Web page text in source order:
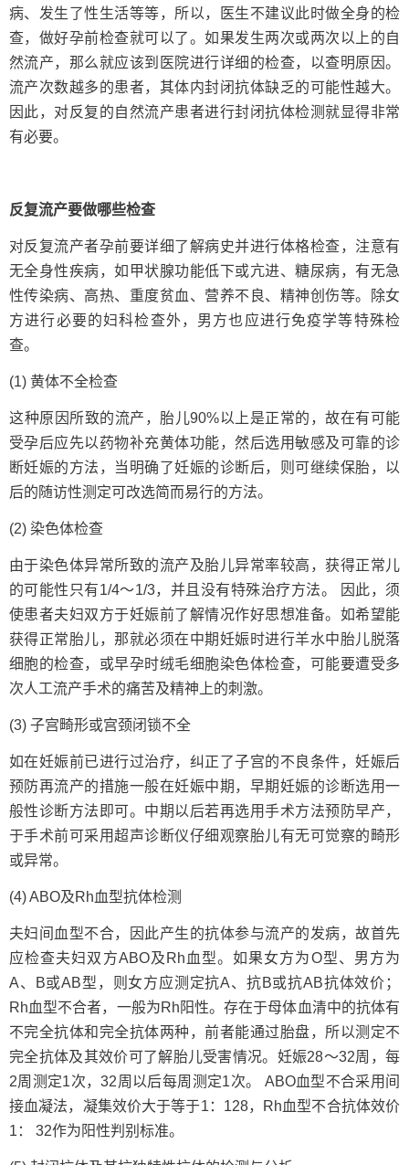
病、发生了性生活等等，所以，医生不建议此时做全身的检
查，做好孕前检查就可以了。如果发生两次或两次以上的自
然流产，那么就应该到医院进行详细的检查，以查明原因。
流产次数越多的患者，其体内封闭抗体缺乏的可能性越大。
因此，对反复的自然流产患者进行封闭抗体检测就显得非常
有必要。
反复流产要做哪些检查
对反复流产者孕前要详细了解病史并进行体格检查，注意有
无全身性疾病，如甲状腺功能低下或亢进、糖尿病，有无急
性传染病、高热、重度贫血、营养不良、精神创伤等。除女
方进行必要的妇科检查外，男方也应进行免疫学等特殊检
查。
(1) 黄体不全检查
这种原因所致的流产，胎儿90%以上是正常的，故在有可能
受孕后应先以药物补充黄体功能，然后选用敏感及可靠的诊
断妊娠的方法，当明确了妊娠的诊断后，则可继续保胎，以
后的随访性测定可改选简而易行的方法。
(2) 染色体检查
由于染色体异常所致的流产及胎儿异常率较高，获得正常儿
的可能性只有1/4～1/3，并且没有特殊治疗方法。 因此，须
使患者夫妇双方于妊娠前了解情况作好思想准备。如希望能
获得正常胎儿，那就必须在中期妊娠时进行羊水中胎儿脱落
细胞的检查，或早孕时绒毛细胞染色体检查，可能要遭受多
次人工流产手术的痛苦及精神上的刺激。
(3) 子宫畸形或宫颈闭锁不全
如在妊娠前已进行过治疗，纠正了子宫的不良条件，妊娠后
预防再流产的措施一般在妊娠中期，早期妊娠的诊断选用一
般性诊断方法即可。中期以后若再选用手术方法预防早产，
于手术前可采用超声诊断仪仔细观察胎儿有无可觉察的畸形
或异常。
(4) ABO及Rh血型抗体检测
夫妇间血型不合，因此产生的抗体参与流产的发病，故首先
应检查夫妇双方ABO及Rh血型。如果女方为O型、男方为
A、B或AB型，则女方应测定抗A、抗B或抗AB抗体效价；
Rh血型不合者，一般为Rh阳性。存在于母体血清中的抗体有
不完全抗体和完全抗体两种，前者能通过胎盘，所以测定不
完全抗体及其效价可了解胎儿受害情况。妊娠28～32周，每
2周测定1次，32周以后每周测定1次。 ABO血型不合采用间
接血凝法，凝集效价大于等于1：128，Rh血型不合抗体效价
1： 32作为阳性判别标准。